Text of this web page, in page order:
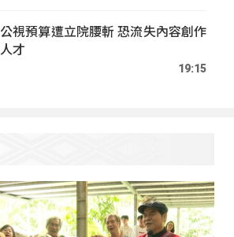
公視預算遭立院腰斬 恐流失內容創作
人才
19:15